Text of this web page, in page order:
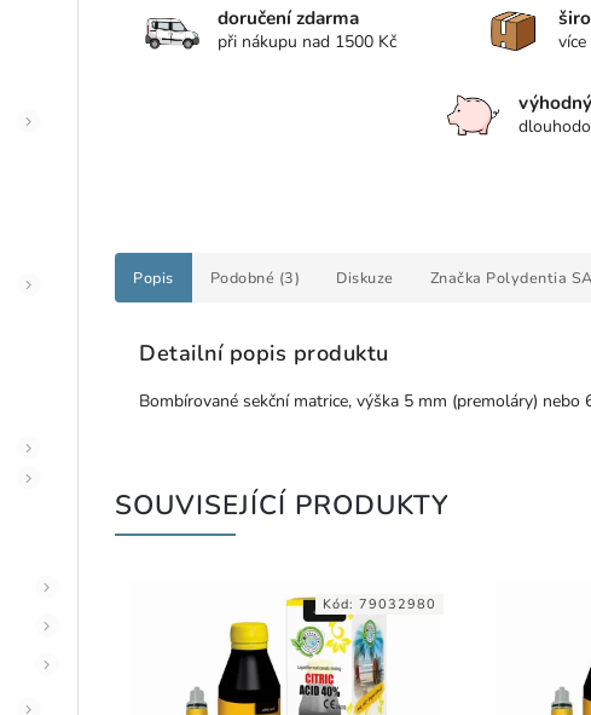
doručení zdarma
při nákupu nad 1500 Kč
Popis Podobné (3) Diskuze Značka Polydentia SA
Detailní popis produktu
Bombírované sekční matrice, výška 5 mm (premoláry)
SOUVISEJÍCÍ PRODUKTY
Kód: 79032980